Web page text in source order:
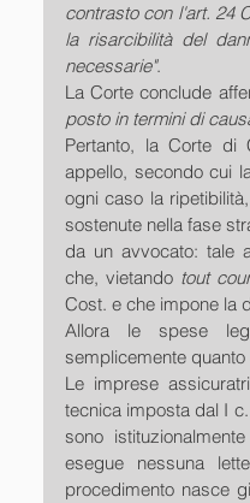
contrasto con l'art. 24
la risarcibilità del
necessarie".
La Corte conclude
posto in termini di
Pertanto, la Corte di
appello, secondo cui
ogni caso la
sostenute nella fase
da un avvocato: tale
che, vietando tout
Cost. e che impone la
Allora le spese
semplicemente quanto
Le imprese
tecnica imposta dal I
sono
esegue nessuna
procedimento nasce